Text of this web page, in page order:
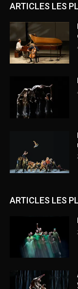
ARTICLES LES
ARTICLES LES